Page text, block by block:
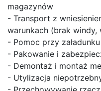
magazynów
- Transport z
warunkach (brak
- Pomoc przy
- Pakowanie i
- Demontaż i montaż
- Utylizacja